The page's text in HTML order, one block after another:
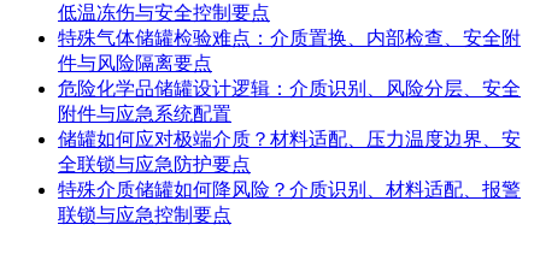
低温冻伤与安全控制要点
特殊气体储罐检验难点：介质置换、内部检查、安全附
件与风险隔离要点
危险化学品储罐设计逻辑：介质识别、风险分层、安全
附件与应急系统配置
储罐如何应对极端介质？材料适配、压力温度边界、安
全联锁与应急防护要点
特殊介质储罐如何降风险？介质识别、材料适配、报警
联锁与应急控制要点